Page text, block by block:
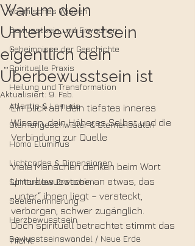
Kosmisches Wissen
Bewusstsein und Erwachen
Geheimnisse der Geschichte
Spirituelle Praxis
Heilung und Transformation
Atlantis & Lemuria
Sternengeschwister & Sternensaaten
Homo Eluminus
Lichtcodes & Dimensionen
Spirituelles Erwachen
Seelenerinnerung
Herzbewusstsein
Bewusstseinswandel / Neue Erde
Warum dein
Unterbewusstsein
eigentlich dein
Überbewusstsein ist
Aktualisiert: 9. Feb.
Ein Blick auf dein tiefstes inneres
Wissen, dein Höheres Selbst und die
Verbindung zur Quelle
Viele Menschen denken beim Wort
Unterbewusstsein an etwas, das
„unter“ ihnen liegt – versteckt,
verborgen, schwer zugänglich.
Doch spirituell betrachtet stimmt das
nicht.